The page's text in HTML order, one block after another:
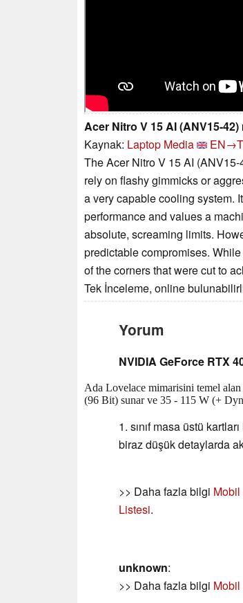
Acer Nitro V 15 AI (ANV15-
Kaynak: Laptop Media
The Acer Nitro V 15 AI
rely on flashy gimmicks or
a very capable cooling system.
performance and values a
absolute, screaming limits.
predictable compromises.
of the corners that were cut to
Tek İnceleme, online
Yorum
NVIDIA GeForce RTX
Ada Lovelace mimarisini temel
(96 Bit) sunar ve 35 - 115 W (+
1. sınıf masa üstü
biraz düşük detaylarda
>> Daha fazla bilgi Mobil
Listesi.
unknown:
>> Daha fazla bilgi Mobil